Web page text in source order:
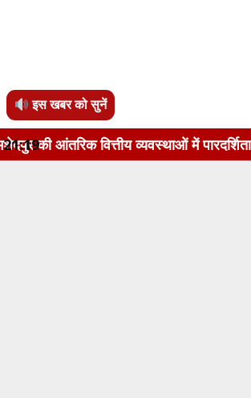
इस खबर को सुनें
व्यवस्थाओं में पारदर्शिता को लेकर
21:19